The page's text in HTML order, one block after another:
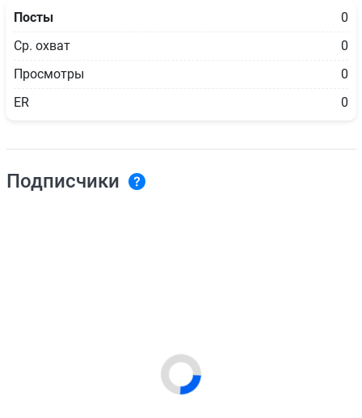
Посты
0
Ср. охват
0
Просмотры
0
ER
0
Подписчики